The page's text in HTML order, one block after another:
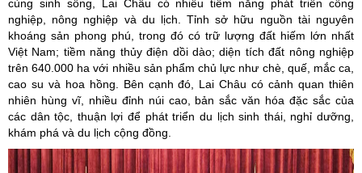
cùng sinh sống, Lai Châu có nhiều tiềm năng phát triển công
nghiệp, nông nghiệp và du lịch. Tỉnh sở hữu nguồn tài nguyên
khoáng sản phong phú, trong đó có trữ lượng đất hiếm lớn nhất
Việt Nam; tiềm năng thủy điện dồi dào; diện tích đất nông nghiệp
trên 640.000 ha với nhiều sản phẩm chủ lực như chè, quế, mắc ca,
cao su và hoa hồng. Bên cạnh đó, Lai Châu có cảnh quan thiên
nhiên hùng vĩ, nhiều đỉnh núi cao, bản sắc văn hóa đặc sắc của
các dân tộc, thuận lợi để phát triển du lịch sinh thái, nghỉ dưỡng,
khám phá và du lịch cộng đồng.